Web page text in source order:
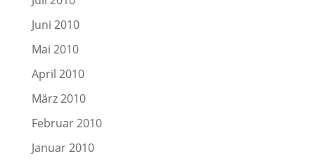
Juni 2010
Mai 2010
April 2010
März 2010
Februar 2010
Januar 2010